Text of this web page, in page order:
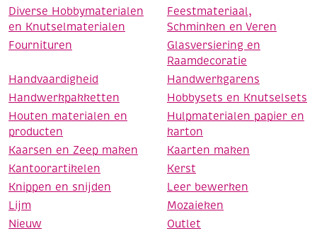
Diverse Hobbymaterialen
en Knutselmaterialen
Feestmateriaal,
Schminken en Veren
Fournituren
Glasversiering en
Raamdecoratie
Handvaardigheid
Handwerkgarens
Handwerkpakketten
Hobbysets en Knutselsets
Houten materialen en
producten
Hulpmaterialen papier en
karton
Kaarsen en Zeep maken
Kaarten maken
Kantoorartikelen
Kerst
Knippen en snijden
Leer bewerken
Lijm
Mozaieken
Nieuw
Outlet